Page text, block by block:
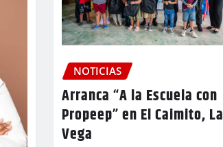
NOTICIAS
Arranca “A la Escuela con
Propeep” en El Caimito, La
Vega